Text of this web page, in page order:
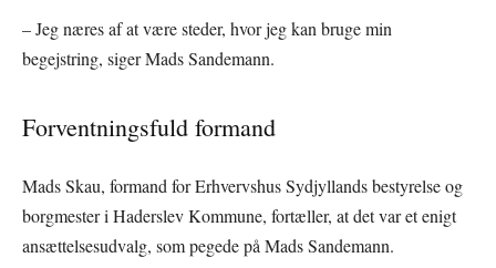
– Jeg næres af at være steder, hvor jeg kan bruge min
begejstring, siger Mads Sandemann.
Forventningsfuld formand
Mads Skau, formand for Erhvervshus Sydjyllands bestyrelse og
borgmester i Haderslev Kommune, fortæller, at det var et enigt
ansættelsesudvalg, som pegede på Mads Sandemann.